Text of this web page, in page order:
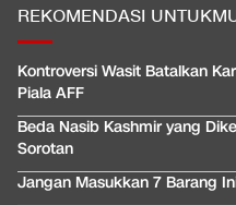
REKOMENDASI
Kontroversi Wasit Batalkan
Piala AFF
Beda Nasib Kashmir yang
Sorotan
Jangan Masukkan 7 Barang